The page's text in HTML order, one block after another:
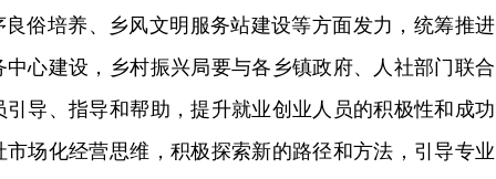
俗培养、乡风文明服务站建设等方面发力，统筹推进
心建设，乡村振兴局要与各乡镇政府、人社部门联合
导、指导和帮助，提升就业创业人员的积极性和 成功
场化经营思维，积极探索新的路径和方法，引导专业